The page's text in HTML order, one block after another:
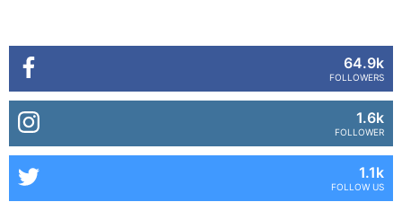
64.9k
FOLLOWERS
1.6k
FOLLOWER
1.1k
FOLLOW US